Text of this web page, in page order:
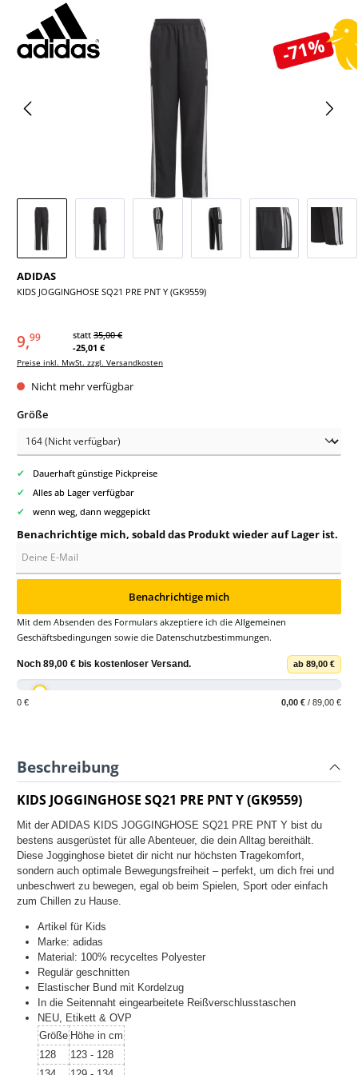
-71%
Bildergalerie überspringen
ADIDAS
KIDS JOGGINGHOSE SQ21 PRE PNT Y (GK9559)
9,99 statt 35,00 €
-25,01 €
Preise inkl. MwSt. zzgl. Versandkosten
Nicht mehr verfügbar
Größeauswählen
✔ Dauerhaft günstige Pickpreise
✔ Alles ab Lager verfügbar
✔ wenn weg, dann weggepickt
Benachrichtige mich, sobald das Produkt wieder auf Lager ist.
Benachrichtige mich
Mit dem Absenden des Formulars akzeptiere ich die Allgemeinen
Geschäftsbedingungen sowie die Datenschutzbestimmungen.
Noch 89,00 € bis kostenloser Versand. ab 89,00 €
0 € 0,00 € / 89,00 €
Beschreibung
KIDS JOGGINGHOSE SQ21 PRE PNT Y (GK9559)
Mit der ADIDAS KIDS JOGGINGHOSE SQ21 PRE PNT Y bist du
bestens ausgerüstet für alle Abenteuer, die dein Alltag bereithält.
Diese Jogginghose bietet dir nicht nur höchsten Tragekomfort,
sondern auch optimale Bewegungsfreiheit – perfekt, um dich frei und
unbeschwert zu bewegen, egal ob beim Spielen, Sport oder einfach
zum Chillen zu Hause.
Artikel für Kids
Marke: adidas
Material: 100% recyceltes Polyester
Regulär geschnitten
Elastischer Bund mit Kordelzug
In die Seitennaht eingearbeitete Reißverschlusstaschen
NEU, Etikett & OVP
Größe Höhe in cm
128
123 - 128